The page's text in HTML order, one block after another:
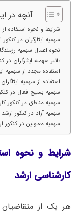
آنچه در
شرایط و نحوه استفاده
سهمیه ایثارگران در کنکور
نحوه اعمال سهمیه
تاثیر سهمیه ایثارگران در
استفاده مجدد از سهمیه
استفاده از سهمیه
سهمیه بسیج فعال در
سهمیه مناطق در کنکور
سهمیه آزاد در کنکور
سهمیه معلولین در
شرایط و نحوه
کارشناسی ارشد
هر یک از متقاضیان